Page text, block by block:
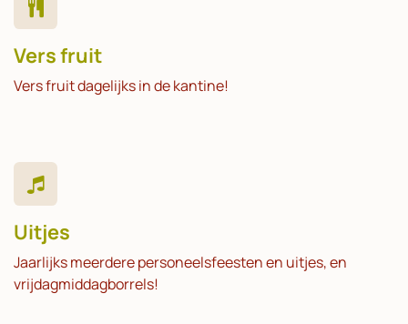
Vers fruit
Vers fruit dagelijks in de kantine!
Uitjes
Jaarlijks meerdere personeelsfeesten en uitjes, en
vrijdagmiddagborrels!